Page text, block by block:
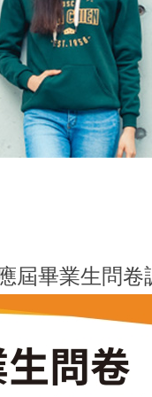
屆畢業生問卷